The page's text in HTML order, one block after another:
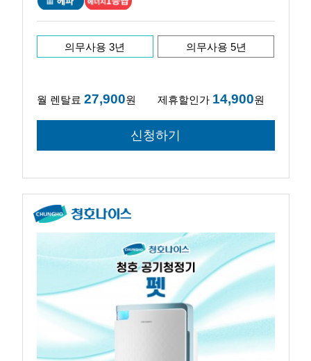
의무사용 3년 의무사용 5년
월 렌탈료 27,900원 제휴할인가 14,900원